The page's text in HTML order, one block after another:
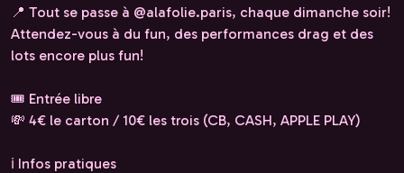
📍 Tout se passe à @alafolie.paris, chaque dimanche soir!
Attendez-vous à du fun, des performances drag et des
lots encore plus fun!
🎟️ Entrée libre
💸 4€ le carton / 10€ les trois (CB, CASH, APPLE PLAY)
ℹ️ Infos pratiques